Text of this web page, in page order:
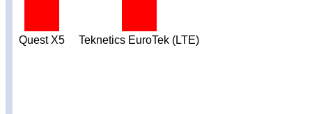
Quest X5 Teknetics EuroTek (LTE)